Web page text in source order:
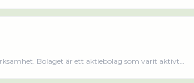
Bolaget är ett aktiebolag som varit aktivt